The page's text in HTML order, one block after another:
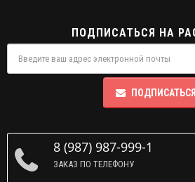
ПОДПИСАТЬСЯ НА
ПОДПИСАТЬСЯ
8 (987) 987-999-1
ЗАКАЗ ПО ТЕЛЕФОНУ